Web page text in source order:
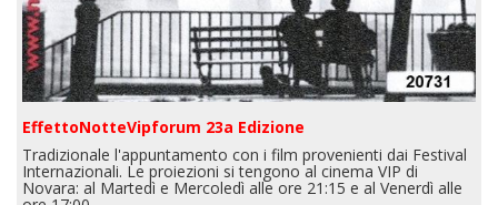
EffettoNotteVipforum 23a Edizione
Tradizionale l'appuntamento con i film provenienti dai Festival
Internazionali. Le proiezioni si tengono al cinema VIP di
Novara: al Martedì e Mercoledì alle ore 21:15 e al Venerdì alle